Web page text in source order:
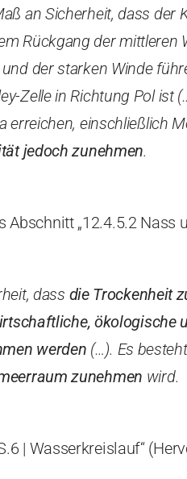
an Sicherheit, dass der
Rückgang der mittleren
der starken Winde
Zelle in Richtung Pol ist
erreichen, einschließlich
jedoch zunehmen.
„12.4.5.2 Nass
dass die Trockenheit
ökologische
werden (…). Es
zunehmen wird.
| Wasserkreislauf“